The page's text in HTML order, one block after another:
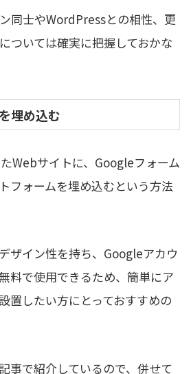
同士やWordPressとの相性、更
ついては確実に把握しておかな
埋め込む
Webサイトに、Googleフォーム
フォームを埋め込むという方法
ザイン性を持ち、Googleアカウ
料で使用できるため、簡単にア
置したい方にとっておすすめの
事で紹介しているので、併せて